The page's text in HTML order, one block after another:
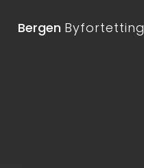
Bergen Byfortetting